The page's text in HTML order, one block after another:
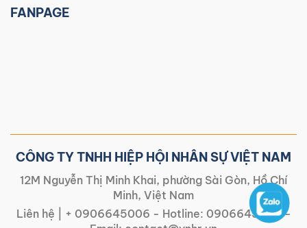
FANPAGE
CÔNG TY TNHH HIỆP HỘI NHÂN SỰ VIỆT NAM
12M Nguyễn Thị Minh Khai, phường Sài Gòn, Hồ Chí
Minh, Việt Nam
Liên hệ |
+ 0906645006 - Hotline: 0906645006-